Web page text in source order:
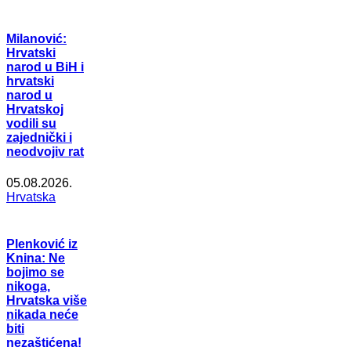
Milanović:
Hrvatski
narod u BiH i
hrvatski
narod u
Hrvatskoj
vodili su
zajednički i
neodvojiv rat
05.08.2026.
Hrvatska
Plenković iz
Knina: Ne
bojimo se
nikoga,
Hrvatska više
nikada neće
biti
nezaštićena!